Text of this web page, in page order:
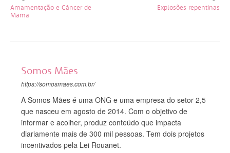
Amamentação e Câncer de
Mama
Explosões repentinas
Somos Mães
https://somosmaes.com.br/
A Somos Mães é uma ONG e uma empresa do setor 2,5
que nasceu em agosto de 2014. Com o objetivo de
informar e acolher, produz conteúdo que impacta
diariamente mais de 300 mil pessoas. Tem dois projetos
incentivados pela Lei Rouanet.